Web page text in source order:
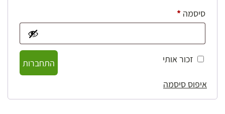
סיסמה *חובה
זכור אותי
התחברות
איפוס סיסמה